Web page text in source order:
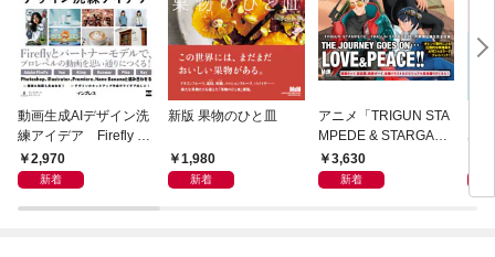
動画生成AIデザイン洗
練アイデア Firefly &
Veo， Kling， etc.
2,970
新着
新版 果物のひと皿
1,980
新着
アニメ「TRIGUN STA
MPEDE & STARGAZ
E」 公式コンプリート
ブック
3,630
新着
感